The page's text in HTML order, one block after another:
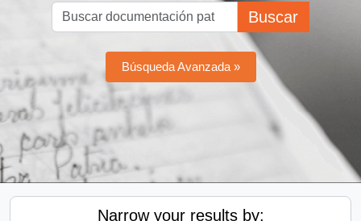
Buscar
Búsqueda Avanzada »
Narrow your results by: